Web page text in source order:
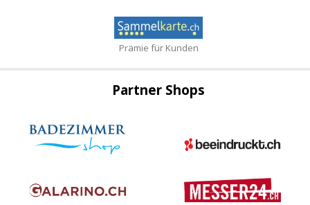
Prämie für Kunden
Partner Shops